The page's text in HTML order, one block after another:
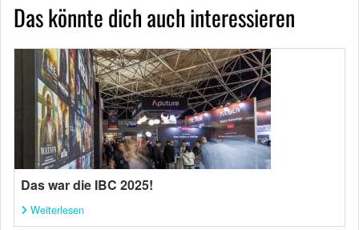
Das könnte dich auch interessieren
Das war die IBC 2025!
Weiterlesen